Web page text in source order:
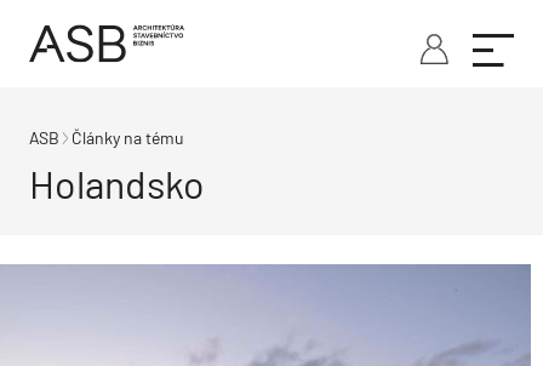
ASB Články na tému
Holandsko